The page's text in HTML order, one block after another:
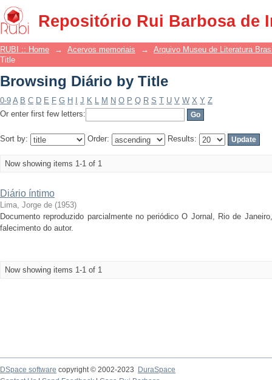
Repositório Rui Barbosa de
Browsing Diário by Title
RUBI :: Home → Acervos memoriais →
Arquivo Museu de Literatura
Title
Browsing Diário by Title
0-9 A B C D E F G H J K L M N O P Q R S T U V W X Y Z
Or enter first few letters:
Sort by: Order: Results:
Now showing items 1-1 of 1
Diário íntimo
Lima, Jorge de (1953)
Documento reproduzido parcialmente no periódico O Jornal, Rio de
falecimento do autor.
Now showing items 1-1 of 1
DSpace software copyright © 2002-2023
DuraSpace